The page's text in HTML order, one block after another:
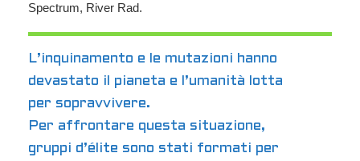
Spectrum, River Rad.
L’inquinamento e le mutazioni hanno
devastato il pianeta e l’umanità lotta
per sopravvivere.
Per affrontare questa situazione,
gruppi d’élite sono stati formati per